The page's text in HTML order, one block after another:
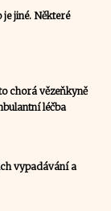
jiné. Některé
chorá vězeňkyně
léčba
vypadávání a